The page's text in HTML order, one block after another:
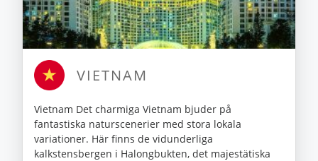
VIETNAM
Vietnam Det charmiga Vietnam bjuder på
fantastiska naturscenerier med stora lokala
variationer. Här finns de vidunderliga
kalkstensbergen i Halongbukten, det majestätiska